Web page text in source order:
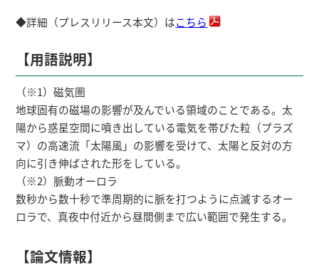
◆詳細（プレスリリース本文）はこちら
【用語説明】
（※1）磁気圏
地球固有の磁場の影響が及んでいる領域のことである。太
陽から惑星空間に噴き出している電気を帯びた粒（プラズ
マ）の高速流「太陽風」の影響を受けて、太陽と反対の方
向に引き伸ばされた形をしている。
（※2）脈動オーロラ
数秒から数十秒で準周期的に脈を打つように点滅するオー
ロラで、真夜中付近から昼間側まで広い範囲で発生する。
【論文情報】